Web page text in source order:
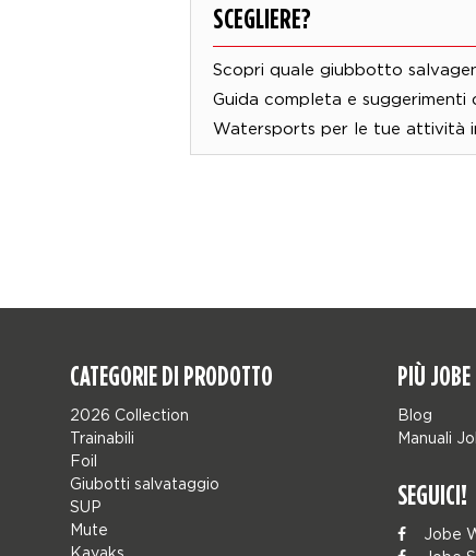
SCEGLIERE?
Scopri quale giubbotto
Guida completa e suggerimenti
Watersports per le tue attività
CATEGORIE DI PRODOTTO
2026 Collection
Trainabili
Foil
Giubotti salvataggio
SUP
Mute
Kayaks
PIÙ JOBE
Blog
Manuali
SEGUICI!
Jobe